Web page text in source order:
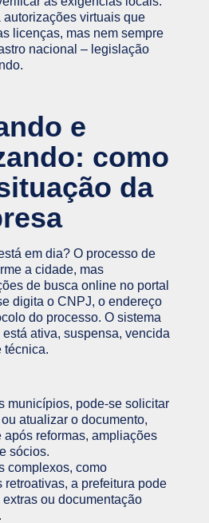
autorizações virtuais que
licenças, mas nem sempre
nacional – legislação
e
como
da
em dia? O processo de
a cidade, mas
de busca online no portal
digita o CNPJ, o endereço
do processo. O sistema
ativa, suspensa, vencida
técnica.
municípios, pode-se solicitar
atualizar o documento,
após reformas, ampliações
sócios.
complexos, como
retroativas, a prefeitura pode
ou documentação